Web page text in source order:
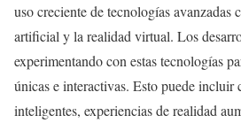
uso creciente de tecnologías avanzadas
artificial y la realidad virtual. Los
experimentando con estas tecnologías
únicas e interactivas. Esto puede incluir
inteligentes, experiencias de realidad